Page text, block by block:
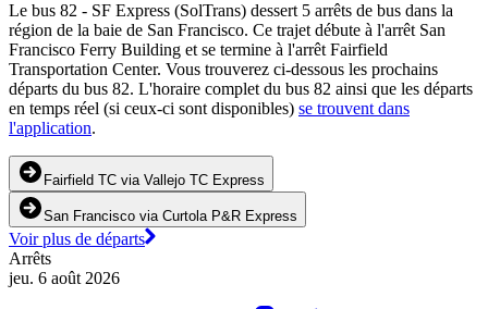
Le bus 82 - SF Express (SolTrans) dessert 5 arrêts de bus dans la
région de la baie de San Francisco. Ce trajet débute à l'arrêt San
Francisco Ferry Building et se termine à l'arrêt Fairfield
Transportation Center. Vous trouverez ci-dessous les prochains
départs du bus 82. L'horaire complet du bus 82 ainsi que les départs
en temps réel (si ceux-ci sont disponibles) se trouvent dans
l'application.
Fairfield TC via Vallejo TC Express
San Francisco via Curtola P&R Express
Voir plus de départs
Arrêts
jeu. 6 août 2026